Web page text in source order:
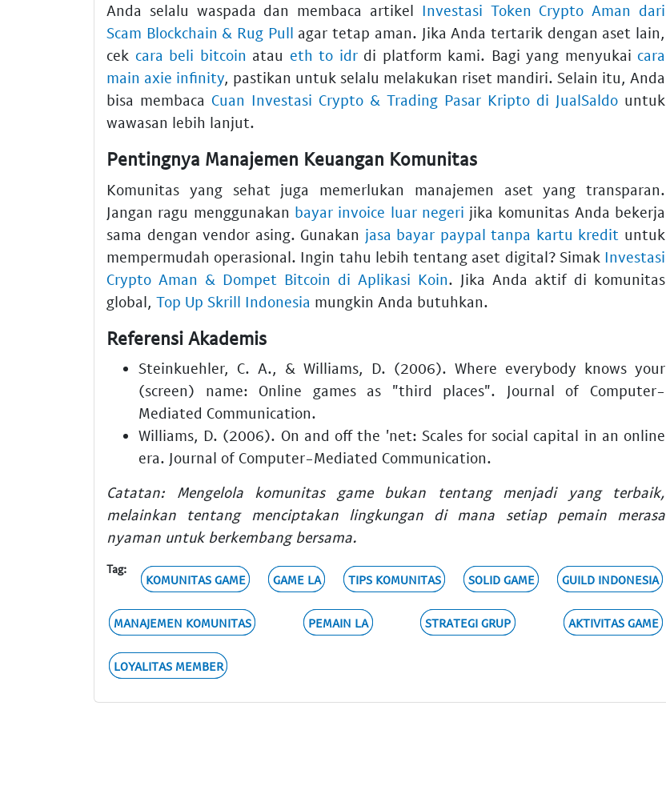
Anda selalu waspada dan membaca artikel Investasi Token Crypto Aman dari
Scam Blockchain & Rug Pull agar tetap aman. Jika Anda tertarik dengan aset lain,
cek cara beli bitcoin atau eth to idrdi platform kami. Bagi yang menyukai cara
main axie infinity, pastikan untuk selalu melakukan riset mandiri. Selain itu, Anda
bisa membaca Cuan Investasi Crypto & Trading Pasar Kripto di JualSaldo untuk
wawasan lebih lanjut.
Pentingnya Manajemen Keuangan Komunitas
Komunitas yang sehat juga memerlukan manajemen aset yang transparan.
Jangan ragu menggunakan bayar invoice luar negeri jika komunitas Anda bekerja
sama dengan vendor asing. Gunakan jasa bayar paypal tanpa kartu kredit untuk
mempermudah operasional. Ingin tahu lebih tentang aset digital? Simak Investasi
Crypto Aman & Dompet Bitcoin di Aplikasi Koin. Jika Anda aktif di komunitas
global, Top Up Skrill Indonesia mungkin Anda butuhkan.
Referensi Akademis
Steinkuehler, C. A., & Williams, D. (2006). Where everybody knows your
(screen) name: Online games as "third places". Journal of Computer-
Mediated Communication.
Williams, D. (2006). On and off the 'net: Scales for social capital in an online
era. Journal of Computer-Mediated Communication.
Catatan: Mengelola komunitas game bukan tentang menjadi yang terbaik,
melainkan tentang menciptakan lingkungan di mana setiap pemain merasa
nyaman untuk berkembang bersama.
Tag:
KOMUNITAS GAME GAME LA TIPS KOMUNITAS SOLID GAME GUILD INDONESIA
MANAJEMEN KOMUNITAS PEMAIN LA STRATEGI GRUP AKTIVITAS GAME
LOYALITAS MEMBER